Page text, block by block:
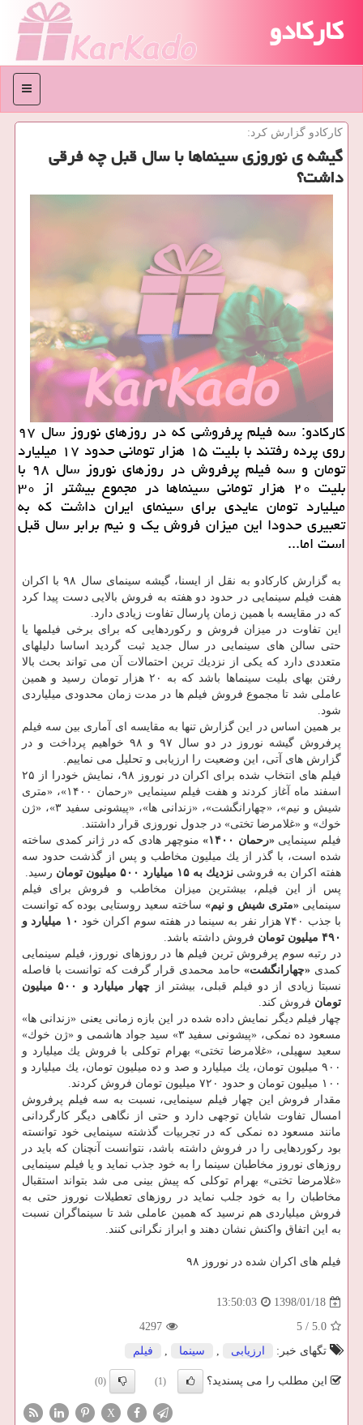
کارکادو
منو
كاركادو گزارش كرد:
گیشه ی نوروزی سینماها با سال قبل چه فرقی
داشت؟
كاركادو: سه فیلم پرفروشی كه در روزهای نوروز سال ۹۷
روی پرده رفتند با بلیت ۱۵ هزار تومانی حدود ۱۷ میلیارد
تومان و سه فیلم پرفروش در روزهای نوروز سال ۹۸ با
بلیت ۲۰ هزار تومانی سینماها در مجموع بیشتر از ۳۰
میلیارد تومان عایدی برای سینمای ایران داشت كه به
تعبیری حدودا این میزان فروش یك و نیم برابر سال قبل
است اما...
به گزارش كاركادو به نقل از ایسنا، گیشه سینمای سال ۹۸ با اكران
هفت فیلم سینمایی در حدود دو هفته به فروش بالایی دست پیدا كرد
كه در مقایسه با همین زمان پارسال تفاوت زیادی دارد.
این تفاوت در میزان فروش و ركوردهایی كه برای برخی فیلمها یا
حتی سالن های سینمایی در سال جدید ثبت گردید اساسا دلیلهای
متعددی دارد كه یكی از نزدیك ترین احتمالات آن می تواند بحث بالا
رفتن بهای بلیت سینماها باشد كه به ۲۰ هزار تومان رسید و همین
عاملی شد تا مجموع فروش فیلم ها در مدت زمان محدودی میلیاردی
شود.
بر همین اساس در این گزارش تنها به مقایسه ای آماری بین سه فیلم
پرفروش گیشه نوروز در دو سال ۹۷ و ۹۸ خواهیم پرداخت و در
گزارش های آتی، این وضعیت را ارزیابی و تحلیل می نماییم.
فیلم های انتخاب شده برای اكران در نوروز ۹۸، نمایش خودرا از ۲۵
اسفند ماه آغاز كردند و هفت فیلم سینمایی «رحمان ۱۴۰۰»، «متری
شیش و نیم»، «چهارانگشت»، «زندانی ها»، «پیشونی سفید ۳»، «ژن
خوك» و «غلامرضا تختی» در جدول نوروزی قرار داشتند.
فیلم سینمایی«رحمان ۱۴۰۰»
منوچهر هادی كه در ژانر كمدی ساخته
شده است، با گذر از یك میلیون مخاطب و پس از گذشت حدود سه
هفته اكران به فروشی نزدیك به ۱۵ میلیارد ۵۰۰ میلیون تومان
رسید.
پس از این فیلم، بیشترین میزان مخاطب و فروش برای فیلم
سینمایی«متری شیش و نیم» ساخته سعید روستایی بوده كه توانست
با جذب ۷۴۰ هزار نفر به سینما در هفته سوم اكران خود
۱۰ میلیارد و
۴۹۰ میلیون تومان
فروش داشته باشد.
در رتبه سوم پرفروش ترین فیلم ها در روزهای نوروز، فیلم سینمایی
كمدی «چهارانگشت»حامد محمدی قرار گرفت كه توانست با فاصله
نسبتا زیادی از دو فیلم قبلی، بیشتر از
چهار میلیارد و ۵۰۰ میلیون
تومان فروش كند.
چهار فیلم دیگر نمایش داده شده در این بازه زمانی یعنی «زندانی ها»
مسعود ده نمكی، «پیشونی سفید ۳» سید جواد هاشمی و «ژن خوك»
سعید سهیلی، «غلامرضا تختی» بهرام توكلی با فروش یك میلیارد و
۹۰۰ میلیون تومان، یك میلیارد و صد و ده میلیون تومان، یك میلیارد و
۱۰۰ میلیون تومان و حدود ۷۲۰ میلیون تومان فروش كردند.
مقدار فروش این چهار فیلم سینمایی، نسبت به سه فیلم پرفروش
امسال تفاوت شایان توجهی دارد و حتی از نگاهی دیگر كارگردانی
مانند مسعود ده نمكی كه در تجربیات گذشته سینمایی خود توانسته
بود ركوردهایی را در فروش داشته باشد، نتوانست آنچنان كه باید در
روزهای نوروز مخاطبان سینما را به خود جذب نماید و یا فیلم سینمایی
«غلامرضا تختی» بهرام توكلی كه پیش بینی می شد بتواند استقبال
مخاطبان را به خود جلب نماید در روزهای تعطیلات نوروز حتی به
فروش میلیاردی هم نرسید كه همین عاملی شد تا سینماگران نسبت
به این اتفاق واكنش نشان دهند و ابراز نگرانی كنند.
فیلم های اكران شده در نوروز ۹۸
1398/01/18
13:50:03
5.0
/
5
4297
تگهای خبر:
ارزیابی , سینما , فیلم
این مطلب را می پسندید؟ (1)
(0)
X